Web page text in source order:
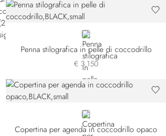
BLACK
Penna stilografica in pelle di coccodrillo
€ 3.150
BLACK
Copertina per agenda in coccodrillo opaco